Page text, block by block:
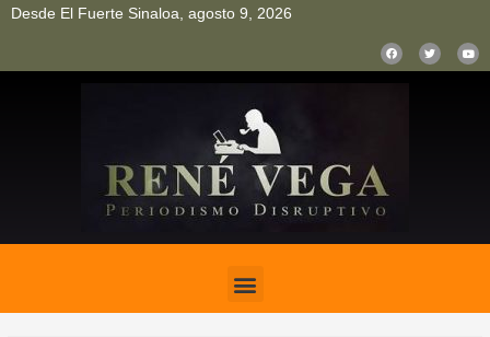
Desde El Fuerte Sinaloa, agosto 9, 2026